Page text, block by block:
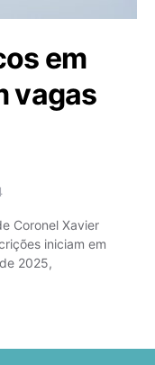
em
vagas
Coronel Xavier
iniciam em
2025,